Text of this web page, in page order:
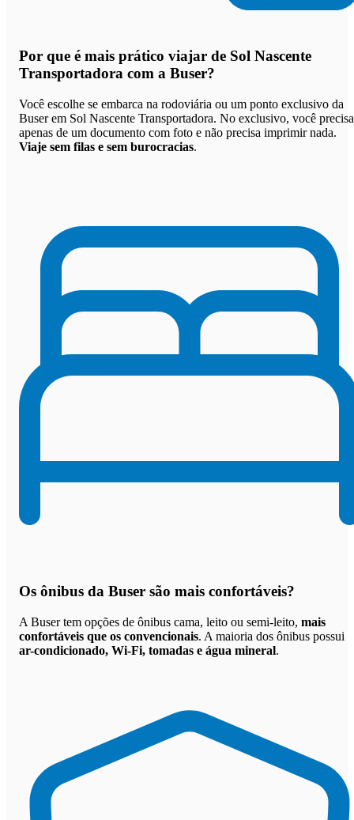
Por que é mais prático viajar de Sol Nascente
Transportadora com a Buser?
Você escolhe se embarca na rodoviária ou um ponto exclusivo da
Buser em Sol Nascente Transportadora. No exclusivo, você precisa
apenas de um documento com foto e não precisa imprimir nada.
Viaje sem filas e sem burocracias.
Os ônibus da Buser são mais confortáveis?
A Buser tem opções de ônibus cama, leito ou semi-leito, mais
confortáveis que os convencionais. A maioria dos ônibus possui
ar-condicionado, Wi-Fi, tomadas e água mineral.